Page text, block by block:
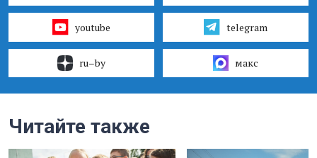
youtube telegram
ru–by макс
Читайте также